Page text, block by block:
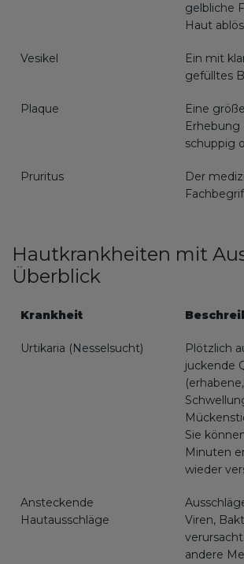
gelbliche
Haut
Vesikel
Ein mit
gefülltes
Plaque
Eine
schuppig
Pruritus
Der
Hautkrankheiten mit
Überblick
Krankheit
Urtikaria (Nesselsucht)
Plötzlich
juckende
Sie
Minuten
wieder
Ansteckende
Hautausschläge
Viren,
andere